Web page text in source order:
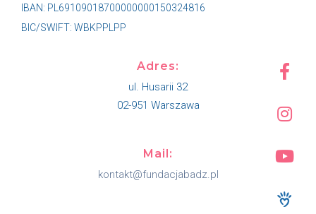
IBAN: PL69109018700000000150324816
BIC/SWIFT: WBKPPLPP
Adres:
ul. Husarii 32
02-951 Warszawa
Mail:
kontakt@fundacjabadz.pl